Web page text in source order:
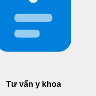
Tư vấn y khoa